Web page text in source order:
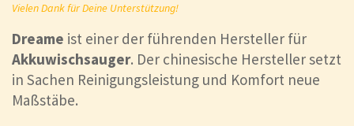
Vielen Dank für Deine Unterstützung!
Dreame ist einer der führenden Hersteller für
Akkuwischsauger. Der chinesische Hersteller setzt
in Sachen Reinigungsleistung und Komfort neue
Maßstäbe.